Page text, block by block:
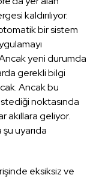
kaldırılıyor.
bir sistem
yeni durumda
gerekli bilgi
Ancak bu
noktasında
akıllara geliyor.
uyarıda
eksiksiz ve